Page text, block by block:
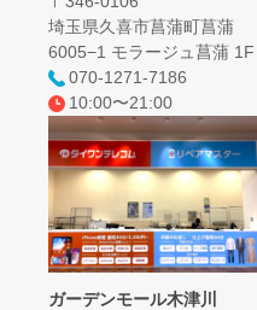
埼玉県久喜市菖蒲町菖蒲
6005−1 モラージュ菖蒲 1F
070-1271-7186
10:00〜21:00
ガーデンモール木津川